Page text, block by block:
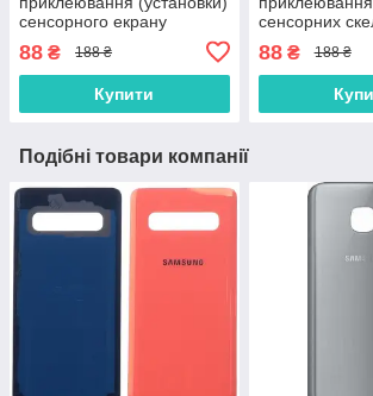
сенсорного екрану
(модуля) 15 мл
88 ₴ 188 ₴
Купити
сенсорних
(модулів) і
основи
88₴ 188 ₴
Подібні товари компанії